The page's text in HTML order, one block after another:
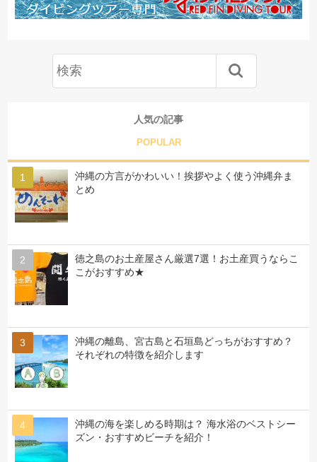
人気の記事
POPULAR
沖縄の方言がかわいい！挨拶やよく使う沖縄弁ま
とめ
徳之島のお土産屋さん厳選7選！お土産買うならこ
こがおすすめ★
沖縄の離島、宮古島と石垣島どっちがおすすめ？
それぞれの特徴を紹介します
沖縄の海を楽しめる時期は？ 海水浴のベストシー
ズン・おすすめビーチを紹介！